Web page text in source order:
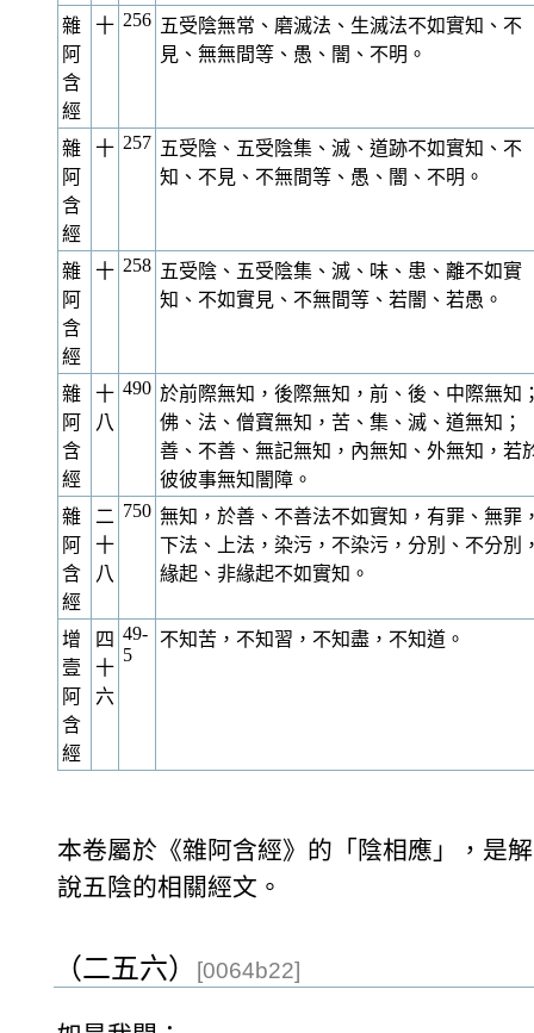
雜
阿
含
經
十 256 五受陰無常、磨滅法、生滅法不如實知、不
見、無無間等、愚、闇、不明。
雜
阿
含
經
十 257 五受陰、五受陰集、滅、道跡不如實知、不
知、不見、不無間等、愚、闇、不明。
雜
阿
含
經
十 258 五受陰、五受陰集、滅、味、患、離不如實
知、不如實見、不無間等、若闇、若愚。
雜
阿
含
經
十
八
490 於前際無知，後際無知，前、後、中際無知
佛、法、僧寶無知，苦、集、滅、道無知；
善、不善、無記無知，內無知、外無知，若
彼彼事無知闇障。
雜
阿
含
經
二
十
八
750 無知，於善、不善法不如實知，有罪、無罪
下法、上法，染污，不染污，分別、不分別
緣起、非緣起不如實知。
增
壹
阿
含
經
四
十
六
49-
5
不知苦，不知習，不知盡，不知道。
本卷屬於《雜阿含經》的「陰相應」，是解
說五陰的相關經文。
（二五六） [0064b22]